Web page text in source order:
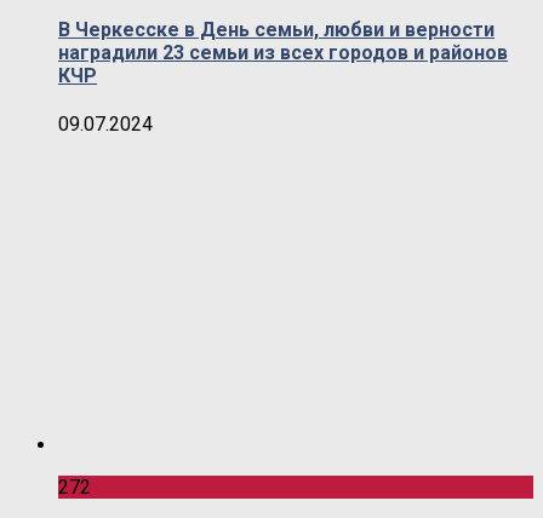
В Черкесске в День семьи, любви и верности
наградили 23 семьи из всех городов и районов
КЧР
09.07.2024
272